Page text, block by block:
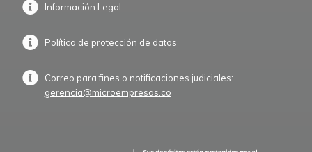
Información Legal
Política de protección de datos
Correo para fines o notificaciones judiciales:
gerencia@microempresas.co